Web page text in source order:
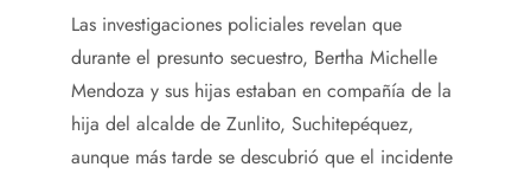
Las investigaciones policiales revelan que
durante el presunto secuestro, Bertha Michelle
Mendoza y sus hijas estaban en compañía de la
hija del alcalde de Zunlito, Suchitepéquez,
aunque más tarde se descubrió que el incidente